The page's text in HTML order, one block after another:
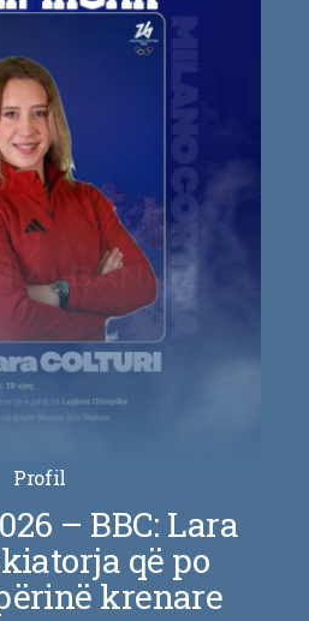
Profil
– BBC: Lara
që po
krenare